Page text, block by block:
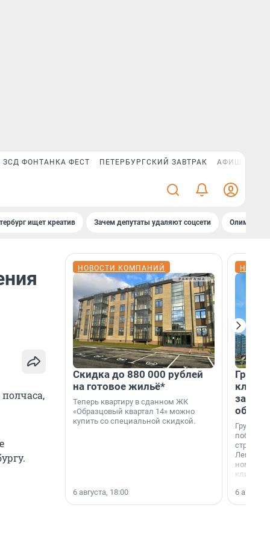
ЗСД ФОНТАНКА ФЕСТ ПЕТЕРБУРГСКИЙ ЗАВТРАК АФИША PLUS
ищет креатив Зачем депутаты удаляют соцсети
НОВОСТИ КОМПАНИЙ
Скидка до 880 000 рублей
на готовое жильё*
Теперь квартиру в сданном ЖК
«Образцовый квартал 14» можно
купить со специальной скидкой.
6 августа, 18:00
Группа
области».
6